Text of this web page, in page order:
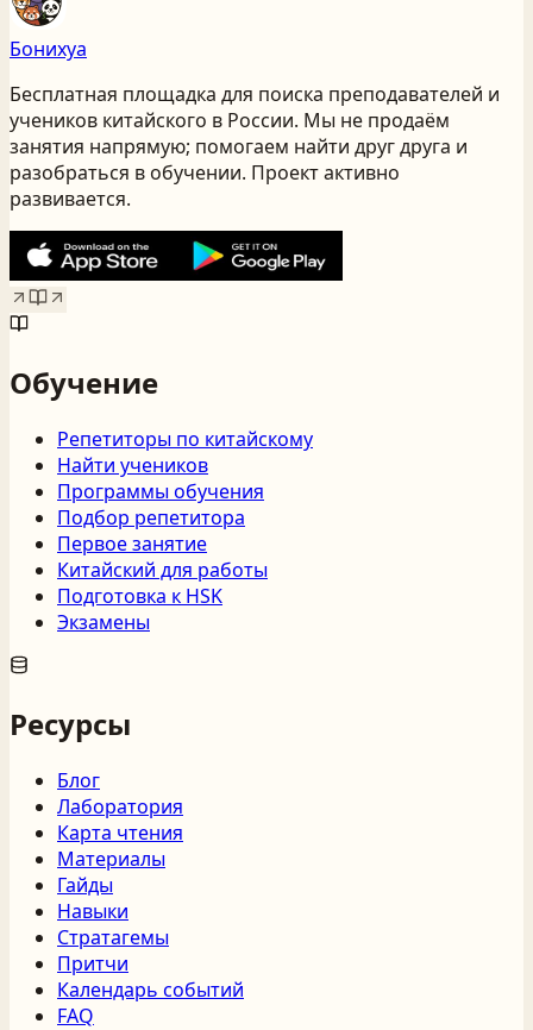
Бонихуа
Бесплатная площадка для поиска преподавателей и
учеников китайского в России. Мы не продаём
занятия напрямую; помогаем найти друг друга и
разобраться в обучении. Проект активно
развивается.
Обучение
Репетиторы по китайскому
Найти учеников
Программы обучения
Подбор репетитора
Первое занятие
Китайский для работы
Подготовка к HSK
Экзамены
Ресурсы
Блог
Лаборатория
Карта чтения
Материалы
Гайды
Навыки
Стратагемы
Притчи
Календарь событий
FAQ